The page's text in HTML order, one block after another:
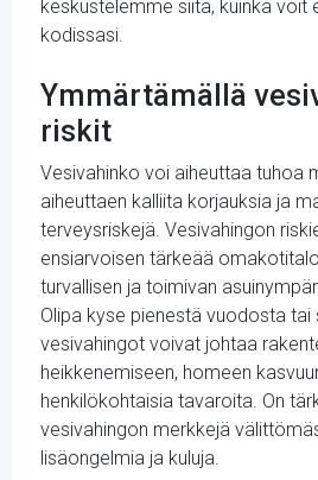
keskustelemme siitä, kuinka voit
kodissasi.
Ymmärtämällä
riskit
Vesivahinko voi aiheuttaa tuhoa
aiheuttaen kalliita korjauksia ja
terveysriskejä. Vesivahingon
ensiarvoisen tärkeää
turvallisen ja toimivan
Olipa kyse pienestä vuodosta tai
vesivahingot voivat johtaa
heikkenemiseen, homeen
henkilökohtaisia ​​tavaroita. On
vesivahingon merkkejä
lisäongelmia ja kuluja.